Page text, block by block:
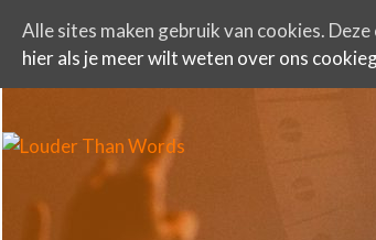
Alle sites maken gebruik van cookies.
hier als je meer wilt weten over ons